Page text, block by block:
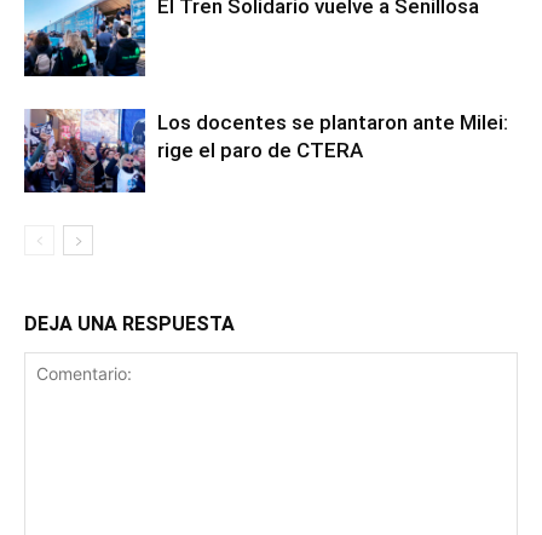
El Tren Solidario vuelve a Senillosa
Los docentes se plantaron ante Milei:
rige el paro de CTERA
DEJA UNA RESPUESTA